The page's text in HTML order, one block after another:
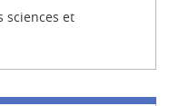
sciences et